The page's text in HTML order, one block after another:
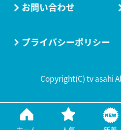
お問い合わせ
プライバシーポリシー
Copyright(C) tv asahi